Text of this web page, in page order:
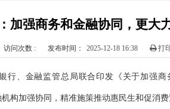
加强商务和金融协同，更大
访问次数 : 发布时间： 2025-12-18 16:38 打
行、金融监管总局联合印发《关于加强
构加强协同，精准施策推动惠民生和促消